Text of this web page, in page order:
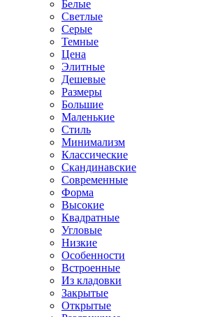
Белые
Светлые
Серые
Темные
Цена
Элитные
Дешевые
Размеры
Большие
Маленькие
Стиль
Минимализм
Классические
Скандинавские
Современные
Форма
Высокие
Квадратные
Угловые
Низкие
Особенности
Встроенные
Из кладовки
Закрытые
Открытые